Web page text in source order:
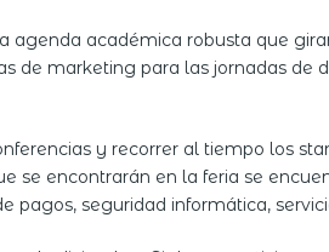
académica robusta que
marketing para las jornadas de
y recorrer al tiempo los
se encontrarán en la feria se
pagos, seguridad informática,